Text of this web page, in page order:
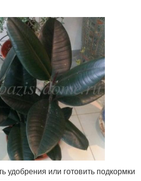
удобрения или готовить подкормки